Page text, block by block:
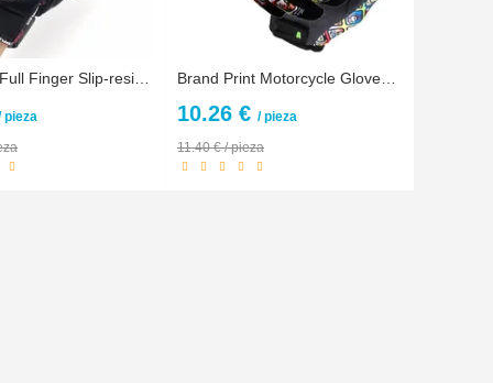
pieza
10.26 € / pieza
11.40 € / pieza